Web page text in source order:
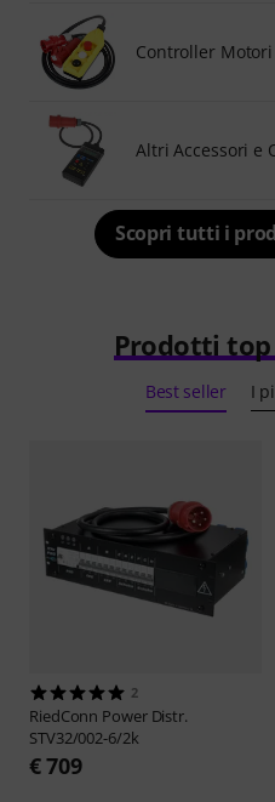
Controller
Altri Accessori e
Scopri tutti i
Prodotti top
Best seller I
2
RiedConn Power Distr.
STV32/002-6/2k
€ 709